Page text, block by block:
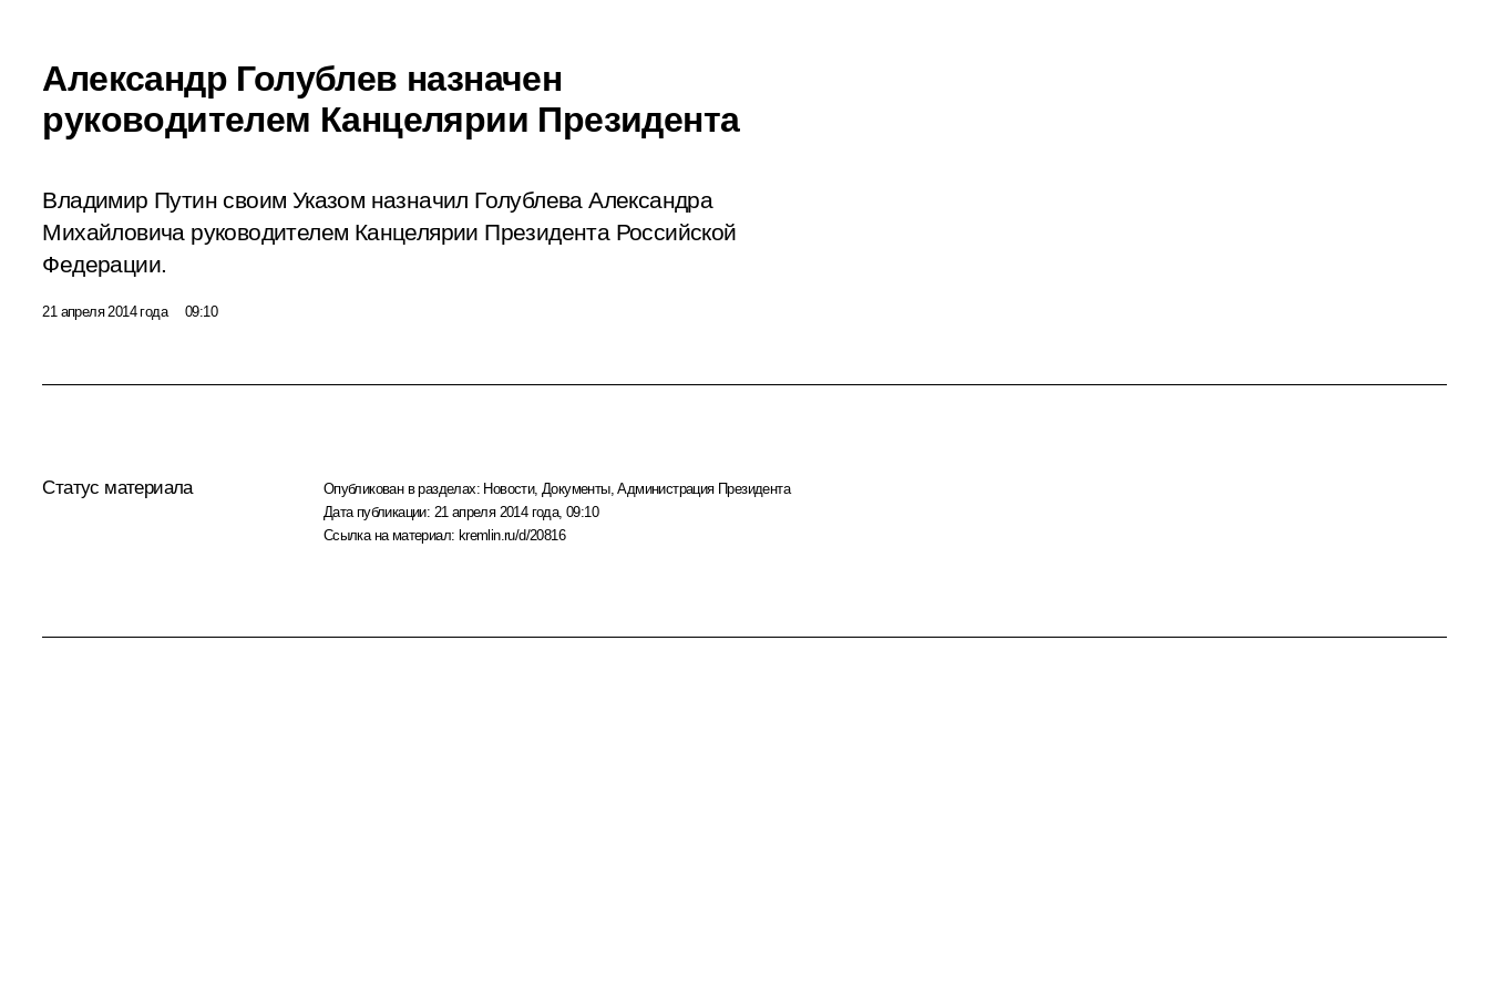
Александр Голублев назначен
руководителем Канцелярии Президента
Владимир Путин своим Указом назначил Голублева Александра
Михайловича руководителем Канцелярии Президента Российской
Федерации.
21 апреля 2014 года 09:10
Статус материала Опубликован в разделах: Новости, Документы,Администрация Президента
Дата публикации: 21 апреля 2014 года, 09:10
Ссылка на материал: kremlin.ru/d/20816